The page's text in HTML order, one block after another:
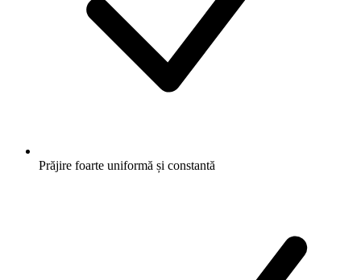
Prăjire foarte uniformă și constantă